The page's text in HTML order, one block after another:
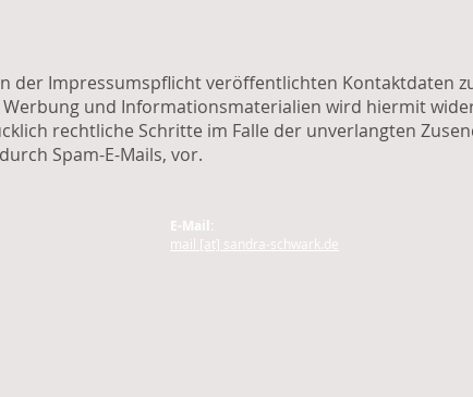
der Impressumspflicht veröffentlichten Kontaktdaten
und Informationsmaterialien wird hiermit
rechtliche Schritte im Falle der unverlangten
Spam-E-Mails, vor.
E-Mail:
mail [at] sandra-schwark.de